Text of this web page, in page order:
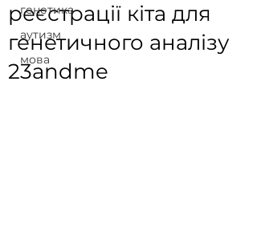
генетика
аутизм
мова
реєстрації кіта для
генетичного аналізу
23andme